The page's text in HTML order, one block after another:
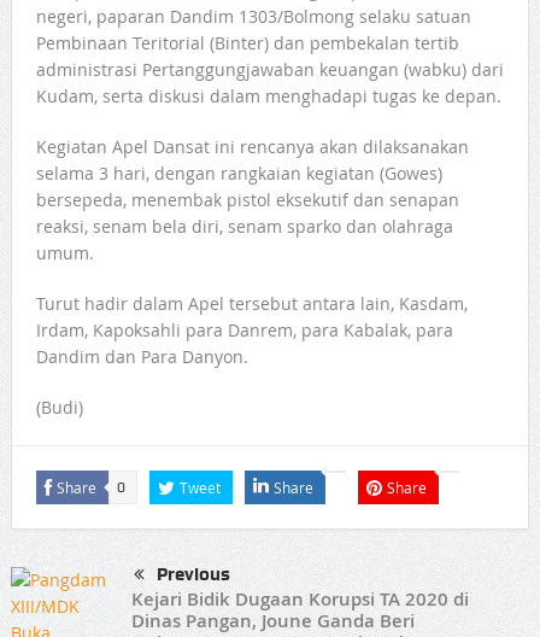
negeri, paparan Dandim 1303/Bolmong selaku satuan
Pembinaan Teritorial (Binter) dan pembekalan tertib
administrasi Pertanggungjawaban keuangan (wabku) dari
Kudam, serta diskusi dalam menghadapi tugas ke depan.
Kegiatan Apel Dansat ini rencanya akan dilaksanakan
selama 3 hari, dengan rangkaian kegiatan (Gowes)
bersepeda, menembak pistol eksekutif dan senapan
reaksi, senam bela diri, senam sparko dan olahraga
umum.
Turut hadir dalam Apel tersebut antara lain, Kasdam,
Irdam, Kapoksahli para Danrem, para Kabalak, para
Dandim dan Para Danyon.
(Budi)
Share 0 Tweet Share Share
Previous
Kejari Bidik Dugaan Korupsi TA 2020 di
Dinas Pangan, Joune Ganda Beri